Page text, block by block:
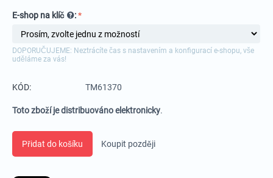
E-shop na klíč :
DOPORUČUJEME: Neztrácíte čas s nastavením a konfigurací e-shopu, vše
uděláme za vás!
KÓD: TM61370
Toto zboží je distribuováno elektronicky.
Přidat do košíku Koupit později